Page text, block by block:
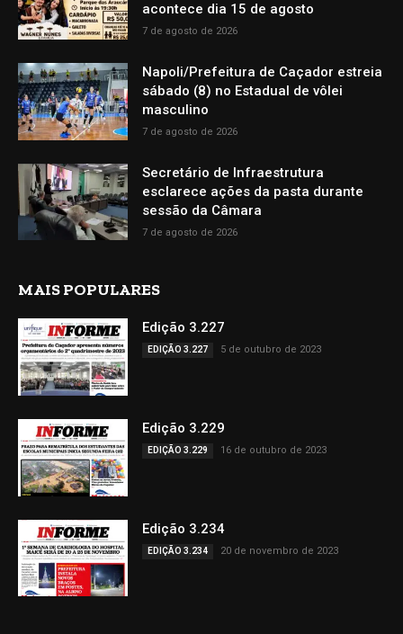
acontece dia 15 de agosto
7 de agosto de 2026
Napoli/Prefeitura de Caçador estreia
sábado (8) no Estadual de vôlei
masculino
7 de agosto de 2026
Secretário de Infraestrutura
esclarece ações da pasta durante
sessão da Câmara
7 de agosto de 2026
MAIS POPULARES
Edição 3.227
EDIÇÃO 3.227 5 de outubro de 2023
Edição 3.229
EDIÇÃO 3.229 16 de outubro de 2023
Edição 3.234
EDIÇÃO 3.234 20 de novembro de 2023